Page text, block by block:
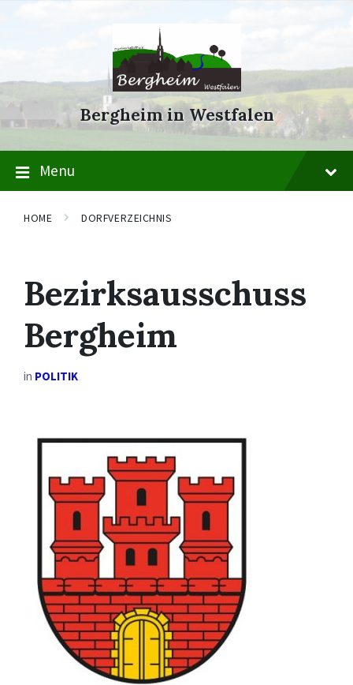
Skip
Skip
Skip
Bergheim in Westfalen
Menu
HOME DORFVERZEICHNIS
Bezirksausschuss
Bergheim
in POLITIK